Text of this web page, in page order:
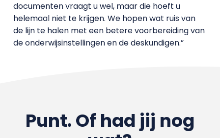
documenten vraagt u wel, maar die hoeft u
helemaal niet te krijgen. We hopen wat ruis van
de lijn te halen met een betere voorbereiding van
de onderwijsinstellingen en de deskundigen.”
Punt. Of had jij nog